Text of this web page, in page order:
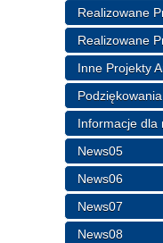
Realizowane
Realizowane
Inne Projekty
Podziękowania
Informacje dla
News05
News06
News07
News08